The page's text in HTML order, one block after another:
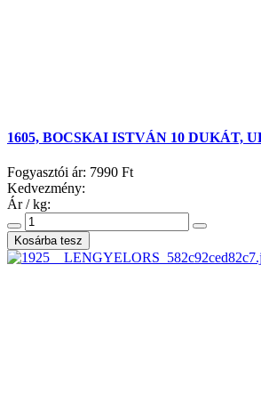
1605, BOCSKAI ISTVÁN 10 DUKÁT,
Fogyasztói ár: 7990 Ft
Kedvezmény:
Ár / kg: